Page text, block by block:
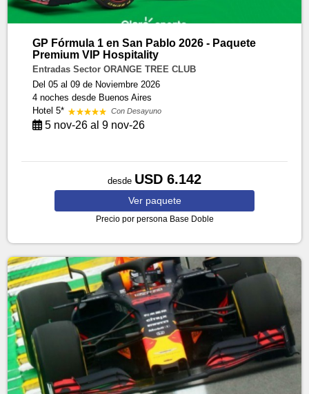
GP Fórmula 1 en San Pablo 2026 - Paquete
Premium VIP Hospitality
Entradas Sector ORANGE TREE CLUB
Del 05 al 09 de Noviembre 2026
4 nochesdesde Buenos Aires
Hotel 5*
Con Desayuno
5 nov-26 al 9 nov-26
desde USD 6.142
Ver paquete
Precio por persona Base Doble